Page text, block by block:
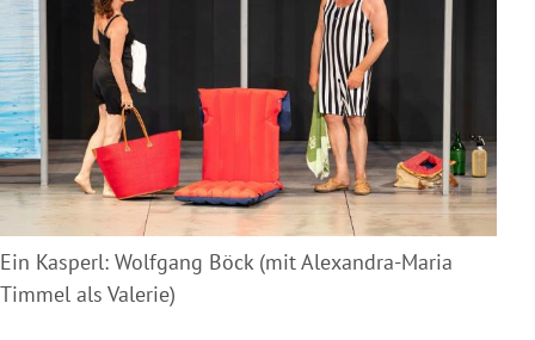
Ein Kasperl: Wolfgang Böck (mit Alexandra-Maria
Timmel als Valerie)